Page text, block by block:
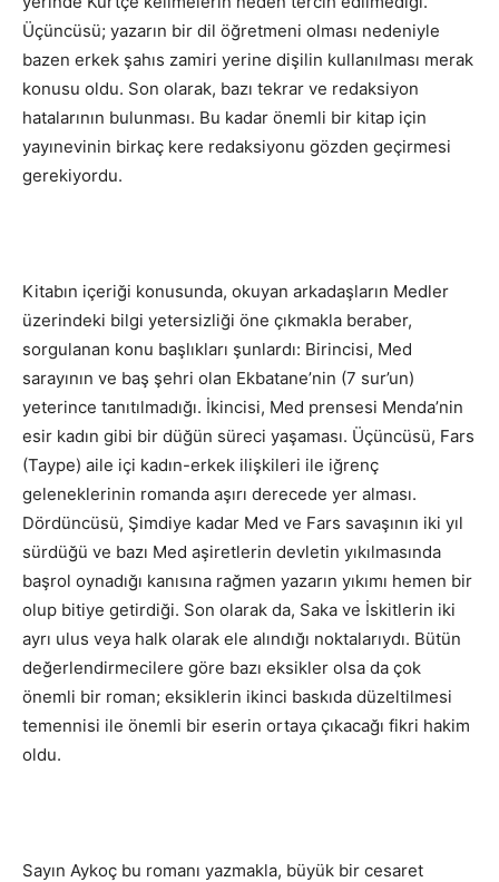
Üçüncüsü; yazarın bir dil öğretmeni olması nedeniyle
bazen erkek şahıs zamiri yerine dişilin kullanılması merak
konusu oldu. Son olarak, bazı tekrar ve redaksiyon
hatalarının bulunması. Bu kadar önemli bir kitap için
yayınevinin birkaç kere redaksiyonu gözden geçirmesi
gerekiyordu.
Kitabın içeriği konusunda, okuyan arkadaşların Medler
üzerindeki bilgi yetersizliği öne çıkmakla beraber,
sorgulanan konu başlıkları şunlardı: Birincisi, Med
sarayının ve baş şehri olan Ekbatane’nin (7 sur’un)
yeterince tanıtılmadığı. İkincisi, Med prensesi Menda’nin
esir kadın gibi bir düğün süreci yaşaması. Üçüncüsü, Fars
(Taype) aile içi kadın-erkek ilişkileri ile iğrenç
geleneklerinin romanda aşırı derecede yer alması.
Dördüncüsü, Şimdiye kadar Med ve Fars savaşının iki yıl
sürdüğü ve bazı Med aşiretlerin devletin yıkılmasında
başrol oynadığı kanısına rağmen yazarın yıkımı hemen bir
olup bitiye getirdiği. Son olarak da, Saka ve İskitlerin iki
ayrı ulus veya halk olarak ele alındığı noktalarıydı. Bütün
değerlendirmecilere göre bazı eksikler olsa da çok
önemli bir roman; eksiklerin ikinci baskıda düzeltilmesi
temennisi ile önemli bir eserin ortaya çıkacağı fikri hakim
oldu.
Sayın Aykoç bu romanı yazmakla, büyük bir cesaret